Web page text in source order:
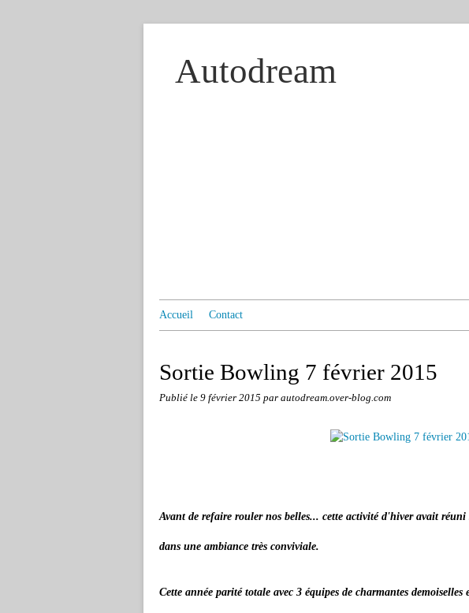
Autodream
Accueil Contact
Sortie Bowling 7 février 2015
Publié le 9 février 2015 par autodream.over-blog.com
Avant de refaire rouler nos belles... cette activité d'hiver avait réuni
dans une ambiance très conviviale.
Cette année parité totale avec 3 équipes de charmantes